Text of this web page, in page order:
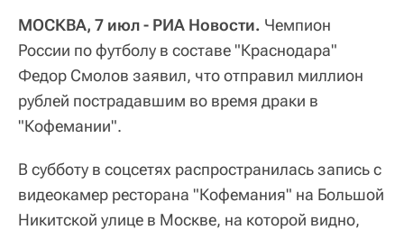
МОСКВА, 7 июл - РИА Новости. Чемпион
России по футболу в составе "Краснодара"
Федор Смолов заявил, что отправил миллион
рублей пострадавшим во время драки в
"Кофемании".
В субботу в соцсетях распространилась запись с
видеокамер ресторана "Кофемания" на Большой
Никитской улице в Москве, на которой видно,